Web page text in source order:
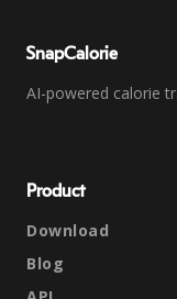
SnapCalorie
AI-powered calorie
Product
Download
Blog